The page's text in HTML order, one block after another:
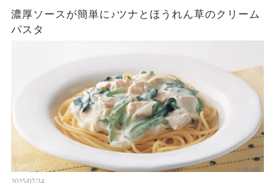
濃厚ソースが簡単に♪ツナとほうれん草のクリーム
パスタ